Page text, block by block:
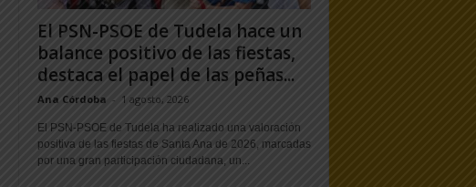
El PSN-PSOE de Tudela hace un
balance positivo de las fiestas,
destaca el papel de las peñas...
Ana Córdoba - 1 agosto, 2026
El PSN-PSOE de Tudela ha realizado una valoración
positiva de las fiestas de Santa Ana de 2026, marcadas
por una gran participación ciudadana, un...